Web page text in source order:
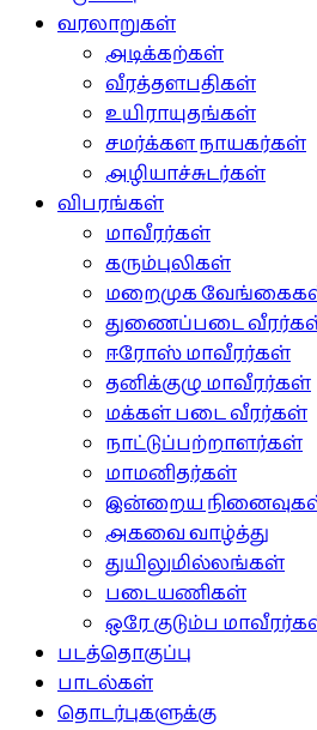
வரலாறுகள்
அடிக்கற்கள்
வீரத்தளபதிகள்
உயிராயுதங்கள்
சமர்க்கள நாயகர்கள்
அழியாச்சுடர்கள்
விபரங்கள்
மாவீரர்கள்
கரும்புலிகள்
மறைமுக
துணைப்படை
ஈரோஸ் மாவீரர்கள்
தனிக்குழு மாவீரர்கள்
மக்கள் படை வீரர்கள்
நாட்டுப்பற்றாளர்கள்
மாமனிதர்கள்
இன்றைய
அகவை வாழ்த்து
துயிலுமில்லங்கள்
படையணிகள்
ஒரே குடும்ப
படத்தொகுப்பு
பாடல்கள்
தொடர்புகளுக்கு